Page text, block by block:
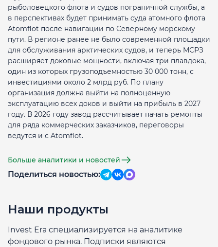
рыболовецкого флота и судов пограничной службы, а
в перспективах будет принимать суда атомного флота
Atomflot после навигации по Северному морскому
пути. В регионе ранее не было современной площадки
для обслуживания арктических судов, и теперь МСРЗ
расширяет доковые мощности, включая три плавдока,
один из которых грузоподъемностью 30 000 тонн, с
инвестициями около 2 млрд руб. По плану
организация должна выйти на полноценную
эксплуатацию всех доков и выйти на прибыль в 2027
году. В 2026 году завод рассчитывает начать ремонты
для ряда коммерческих заказчиков, переговоры
ведутся и с Atomflot.
Больше аналитики и новостей
Поделиться новостью:
Наши продукты
Invest Era специализируется на аналитике
фондового рынка. Подписки являются